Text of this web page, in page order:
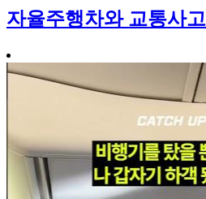
자율주행차와 교통사